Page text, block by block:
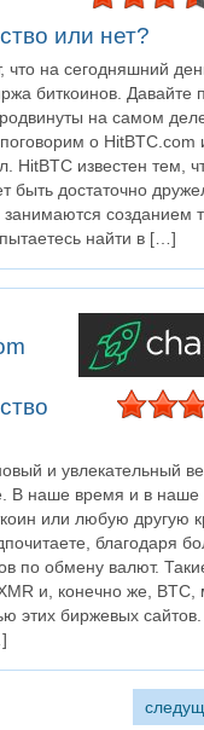
или нет?
что на сегодняшний
биткоинов. Давайте
на самом
о HitBTC.com
HitBTC известен тем,
быть достаточно
созданием
найти в […]
и увлекательный
В наше время и в наше
или любую другую
благодаря
по обмену валют.
и, конечно же, BTC,
этих биржевых